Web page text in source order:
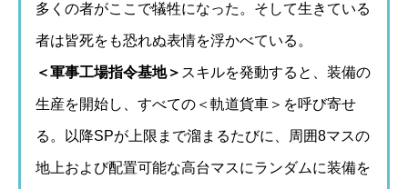
多くの者がここで犠牲になった。そして生きている
者は皆死をも恐れぬ表情を浮かべている。
＜軍事工場指令基地＞ スキルを発動すると、装備の
生産を開始し、すべての＜軌道貨車＞を呼び寄せ
る。以降SPが上限まで溜まるたびに、周囲8マスの
地上および配置可能な高台マスにランダムに装備を